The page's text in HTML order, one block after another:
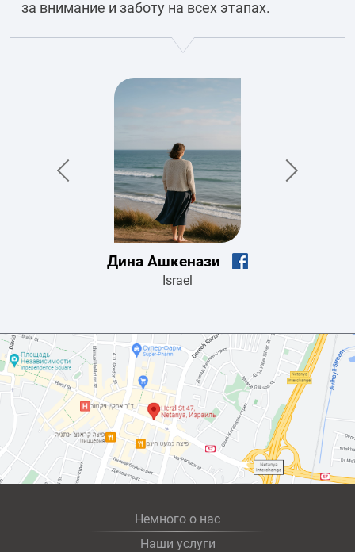
за внимание и заботу на всех этапах.
Дина Ашкенази
Israel
Немного о нас
Наши услуги